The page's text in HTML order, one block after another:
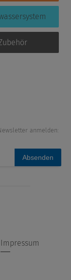
anmelden:
Absenden
Impressum